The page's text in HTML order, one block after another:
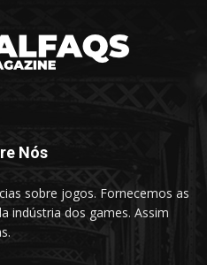
Nós
sobre jogos. Fornecemos as
indústria dos games. Assim